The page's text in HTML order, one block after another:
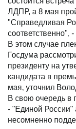
ЛДПР, а 8 мая
"Справедливая
соответственно",
В этом случае
Госдума
президенту на
кандидата в
мая, уточнил
В свою очередь в
- "Единой России"
несомненно